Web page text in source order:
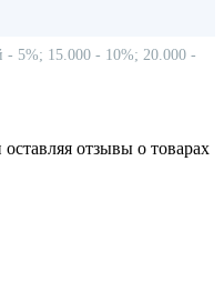
- 5%; 15.000 - 10%; 20.000 -
отзывы о товарах